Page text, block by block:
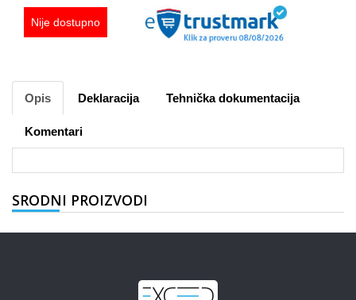
Nije dostupno
Opis Deklaracija Tehnička dokumentacija
Komentari
SRODNI PROIZVODI